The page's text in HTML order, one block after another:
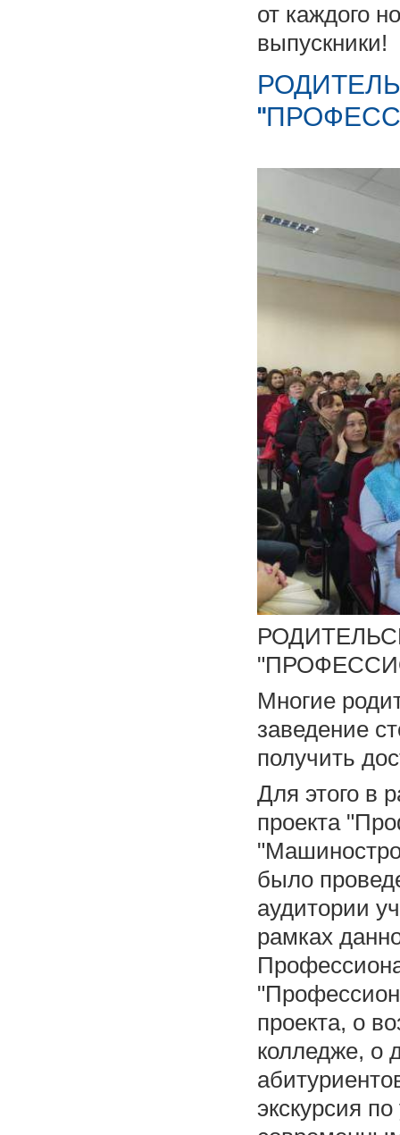
от каждого
выпускники!
Многие
заведение
получить
Для этого в
проекта
было
аудитории
рамках
проекта, о
колледже, о
экскурсия